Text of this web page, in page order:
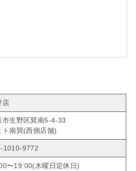
店
市生野区巽南5-4-33
ト南巽(西側店舗)
1010-9772
〜19:00(木曜日定休日)